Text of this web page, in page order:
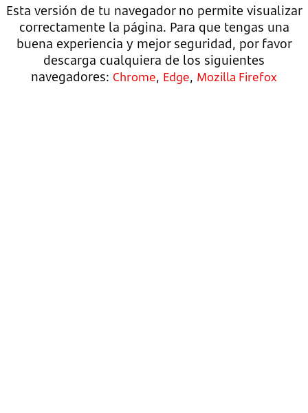
Esta versión de tu navegador no permite visualizar
correctamente la página. Para que tengas una
buena experiencia y mejor seguridad, por favor
descarga cualquiera de los siguientes
navegadores: Chrome, Edge, Mozilla Firefox